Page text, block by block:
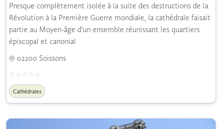
Presque complètement isolée à la suite des destructions de la
Révolution à la Première Guerre mondiale, la cathédrale faisait
partie au Moyen-âge d'un ensemble réunissant les quartiers
épiscopal et canonial
02200 Soissons
Cathédrales